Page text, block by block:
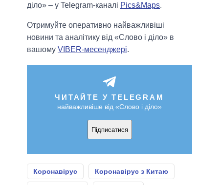
діло» – у Telegram-каналі Pics&Maps.
Отримуйте оперативно найважливіші
новини та аналітику від «Слово і діло» в
вашому VIBER-месенджері.
ЧИТАЙТЕ У TELEGRAM
найважливіше від «Слово і діло»
Підписатися
Коронавірус Коронавірус з Китаю